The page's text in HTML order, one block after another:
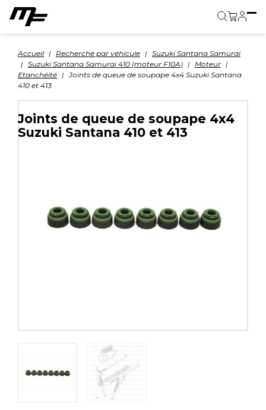
Accueil Recherche par véhicule
Suzuki Santana Samurai
Suzuki Santana Samurai 410 (moteur F10A)
Moteur
Etanchéité
Joints de queue de soupape 4x4 Suzuki Santana
410 et 413
Joints de queue de soupape 4x4
Suzuki Santana 410 et 413